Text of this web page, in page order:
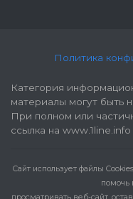
Политика
Категория
материалы могут быть
При полном или
ссылка на www.1line.info
Cайт использует файлы
помочь
просматривать веб-сайт,